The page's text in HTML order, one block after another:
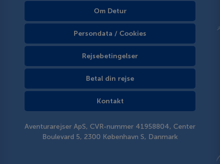
Om Detur
Persondata / Cookies
Rejsebetingelser
Betal din rejse
Kontakt
Aventurarejser ApS, CVR-nummer 41958804, Center
Boulevard 5, 2300 København S, Danmark